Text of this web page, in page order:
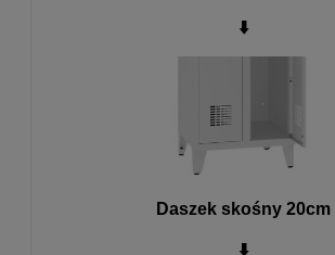
⬇️
Daszek skośny 20cm
⬇️